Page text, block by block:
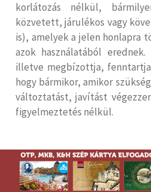
korlátozás nélkül,
közvetett, járulékos vagy
is), amelyek a jelen honlapra
azok használatából
illetve megbízottja,
hogy bármikor, amikor
változtatást, javítást
figyelmeztetés nélkül.